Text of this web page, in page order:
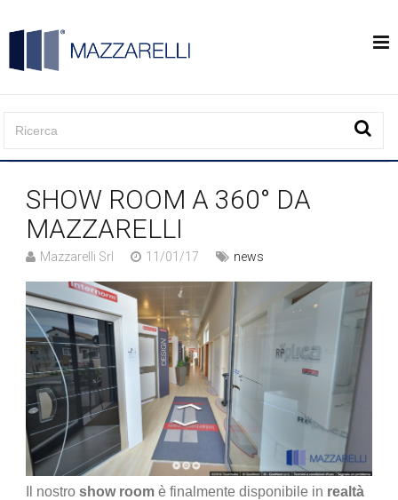
SHOW ROOM A 360° DA
MAZZARELLI
Mazzarelli Srl 11/01/17 news
Il nostro show room è finalmente disponibile in realtà